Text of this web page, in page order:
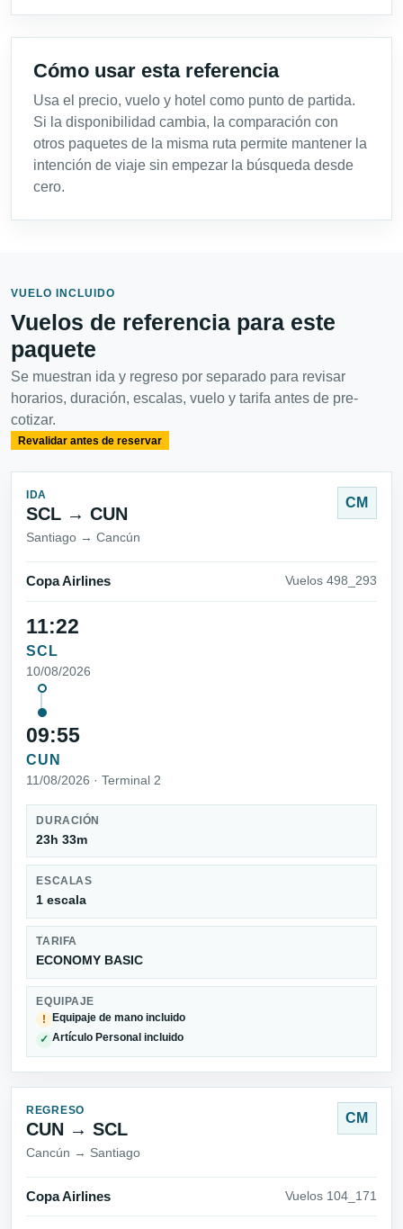
Cómo usar esta referencia
Usa el precio, vuelo y hotel como punto de partida.
Si la disponibilidad cambia, la comparación con
otros paquetes de la misma ruta permite mantener la
intención de viaje sin empezar la búsqueda desde
cero.
VUELO INCLUIDO
Vuelos de referencia para este
paquete
Se muestran ida y regreso por separado para revisar
horarios, duración, escalas, vuelo y tarifa antes de pre-
cotizar.
Revalidar antes de reservar
IDA
SCL → CUN
Santiago → Cancún
CM
Copa Airlines Vuelos 498_293
11:22
SCL
10/08/2026
09:55
CUN
11/08/2026 · Terminal 2
DURACIÓN
23h 33m
ESCALAS
1 escala
TARIFA
ECONOMY BASIC
EQUIPAJE
!
Equipaje de mano incluido
✓ Artículo Personal incluido
REGRESO
CUN → SCL
Cancún → Santiago
CM
Copa Airlines Vuelos 104_171